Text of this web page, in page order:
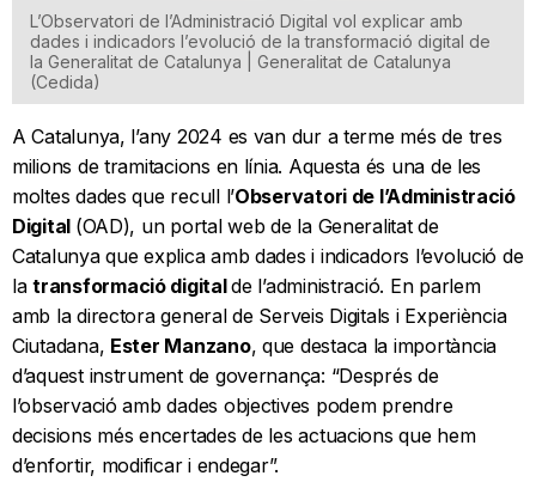
L’Observatori de l’Administració Digital vol explicar amb
dades i indicadors l’evolució de la transformació digital de
la Generalitat de Catalunya | Generalitat de Catalunya
(Cedida)
A Catalunya, l’any 2024 es van dur a terme més de tres
milions de tramitacions en línia. Aquesta és una de les
moltes dades que recull l’Observatori de l’Administració
Digital (OAD), un portal web de la Generalitat de
Catalunya que explica amb dades i indicadors l’evolució de
latransformació digitalde l’administració. En parlem
amb la directora general de Serveis Digitals i Experiència
Ciutadana, Ester Manzano, que destaca la importància
d’aquest instrument de governança: “Després de
l’observació amb dades objectives podem prendre
decisions més encertades de les actuacions que hem
d’enfortir, modificar i endegar”.